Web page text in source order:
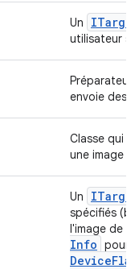
Un ITarget
utilisateur
Préparateur
envoie des
Classe qui
une image
Un ITarget
spécifiés
l'image de
Info pour
Device